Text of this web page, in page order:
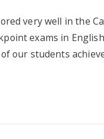
very well in the
exams in
of our students